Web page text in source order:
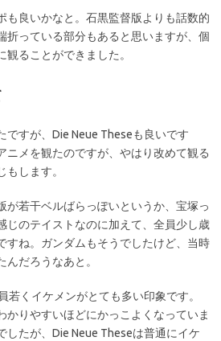
も良いかなと。石黒監督版よりも話数的
折っている部分もあると思いますが、個
観ることができました。
ですが、Die Neue Theseも良いです
ニメを観たのですが、やはり改めて観る
もします。
が若干ベルばらっぽいというか、宝塚っ
じのテイストなのに加えて、全員少し歳
すね。ガンダムもそうでしたけど、当時
んだろうなあと。
若くイケメンがとても多い印象です。
かりやすいほどにかっこよくなっていま
したが、Die Neue Theseは普通にイケ